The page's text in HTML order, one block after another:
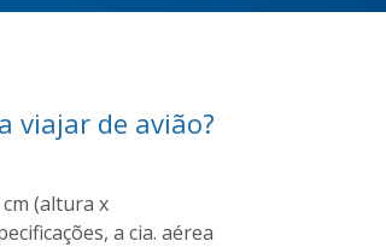
viajar de avião?
(altura x
a cia. aérea